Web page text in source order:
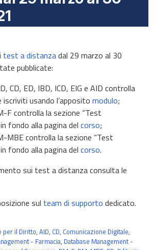
test a distanzadal 29 marzo al 30
pubblicate:
CD, ED, IBD, ICD, EIG e AID controlla
iscriviti usando l’apposito modulo;
F controlla la sezione “Test
fondo alla pagina del corso;
MBE controlla la sezione “Test
fondo alla pagina del corso.
sui test a distanza consulta le
sul team di supporto dedicato.
per il Diritto, AID, CD, Comunicazione Digitale,
- Farmacia, Database Management -